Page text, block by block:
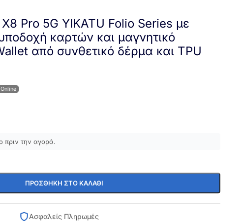
Pro 5G YIKATU Folio Series με
καρτών και μαγνητικό
από συνθετικό δέρμα και TPU
πριν την αγορά.
ΠΡΟΣΘΉΚΗ ΣΤΟ ΚΑΛΆΘΙ
Ασφαλείς Πληρωμές